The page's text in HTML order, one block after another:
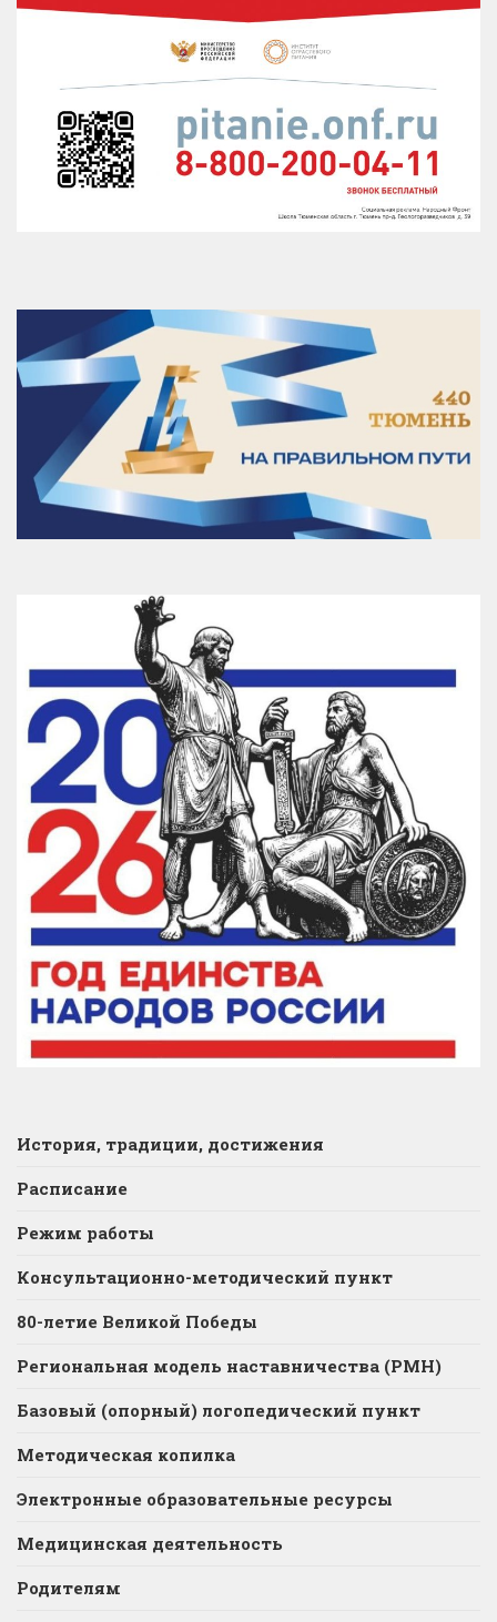
История, традиции, достижения
Расписание
Режим работы
Консультационно-методический пункт
80-летие Великой Победы
Региональная модель наставничества (РМН)
Базовый (опорный) логопедический пункт
Методическая копилка
Электронные образовательные ресурсы
Медицинская деятельность
Родителям